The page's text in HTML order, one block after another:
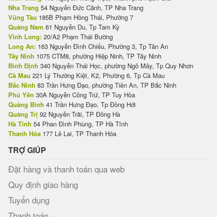
Nha Trang 54 Nguyễn Đức Cảnh, TP Nha Trang
Vũng Tàu 185B Phạm Hồng Thái, Phường 7
Quảng Nam 61 Nguyễn Du, Tp Tam Kỳ
Vĩnh Long: 20/A2 Phạm Thái Bường
Long An: 163 Nguyễn Đình Chiểu, Phường 3, Tp Tân An
Tây Ninh 1075 CTM8, phường Hiệp Ninh, TP Tây Ninh
Bình Định 340 Nguyễn Thái Học, phường Ngô Mây, Tp Quy Nhơn
Cà Mau 221 Lý Thường Kiệt, K2, Phường 6, Tp Cà Mau
Bắc Ninh 83 Trần Hưng Đạo, phường Tiền An, TP Bắc Ninh
Phú Yên 30A Nguyễn Công Trứ, TP Tuy Hòa
Quảng Bình 41 Trần Hưng Đạo, Tp Đồng Hới
Quảng Trị 92 Nguyễn Trãi, TP Đông Hà
Hà Tĩnh 54 Phan Đình Phùng, TP Hà Tĩnh
Thanh Hóa 177 Lê Lai, TP Thanh Hóa
TRỢ GIÚP
Đặt hàng và thanh toán qua web
Quy định giao hàng
Tuyển dụng